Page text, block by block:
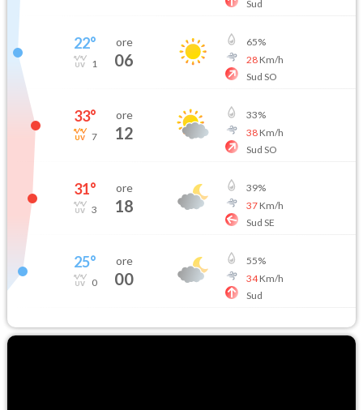
Sud
22°
1
ore
06
65%
28Km/h
Sud SO
33°
7
ore
12
33%
38Km/h
Sud SO
31°
3
ore
18
39%
37Km/h
Sud SE
25°
0
ore
00
55%
34Km/h
Sud